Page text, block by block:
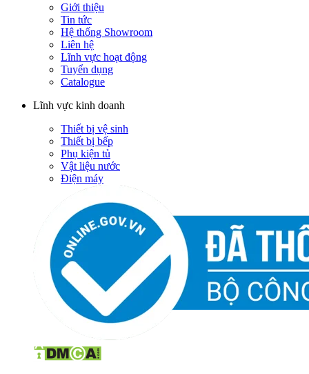
Giới thiệu
Tin tức
Hệ thống Showroom
Liên hệ
Lĩnh vực hoạt động
Tuyển dụng
Catalogue
Lĩnh vực kinh doanh
Thiết bị vệ sinh
Thiết bị bếp
Phụ kiện tủ
Vật liệu nước
Điện máy